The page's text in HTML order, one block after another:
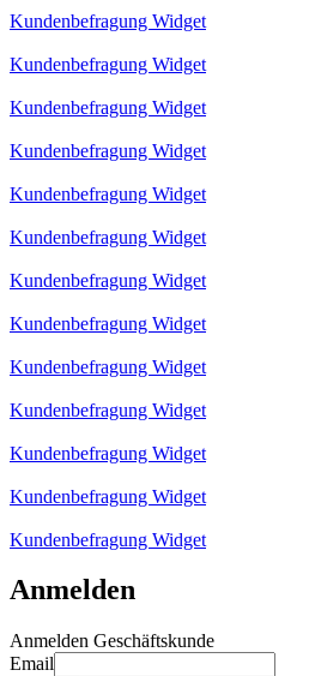
Kundenbefragung Widget
Kundenbefragung Widget
Kundenbefragung Widget
Kundenbefragung Widget
Kundenbefragung Widget
Kundenbefragung Widget
Kundenbefragung Widget
Kundenbefragung Widget
Kundenbefragung Widget
Kundenbefragung Widget
Kundenbefragung Widget
Kundenbefragung Widget
Kundenbefragung Widget
Anmelden
Anmelden Geschäftskunde
Email